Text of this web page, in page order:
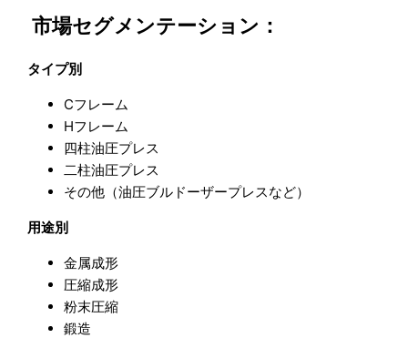
市場セグメンテーション：
タイプ別
Cフレーム
Hフレーム
四柱油圧プレス
二柱油圧プレス
その他（油圧ブルドーザープレスなど）
用途別
金属成形
圧縮成形
粉末圧縮
鍛造